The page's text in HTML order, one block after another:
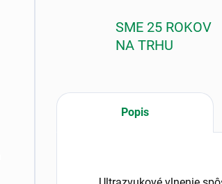
SME 25 ROKOV
NA TRHU
Popis